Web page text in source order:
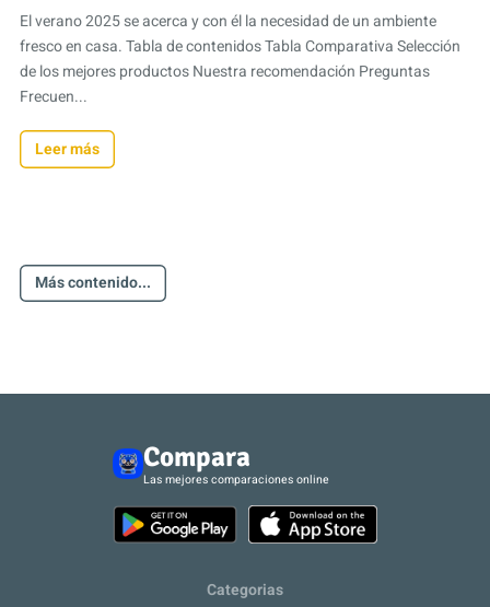
El verano 2025 se acerca y con él la necesidad de un ambiente
fresco en casa. Tabla de contenidos Tabla Comparativa Selección
de los mejores productos Nuestra recomendación Preguntas
Frecuen...
Leer más
Más contenido...
Compara
Las mejores comparaciones online
Categorias